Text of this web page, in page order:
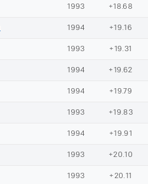
1993 +18.68
1994 +19.16
1993 +19.31
1994 +19.62
1994 +19.79
1993 +19.83
1994 +19.91
1993 +20.10
1993 +20.11